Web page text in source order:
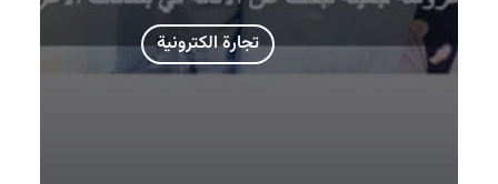
تجارة الكترونية